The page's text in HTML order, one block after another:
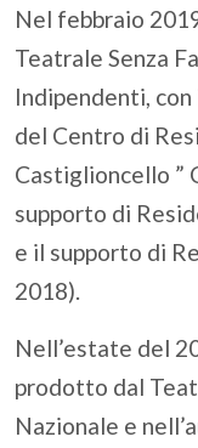
Nel febbraio
Teatrale Senza
Indipendenti,
del Centro di
Castiglioncello ”
supporto di
e il supporto di
2018).
Nell’estate del
prodotto dal
Nazionale e